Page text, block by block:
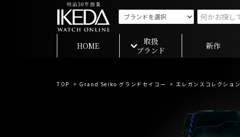
HOME
取扱
ブランド
新作
TOP > Grand Seiko グランドセイコー > エレガンスコレクション